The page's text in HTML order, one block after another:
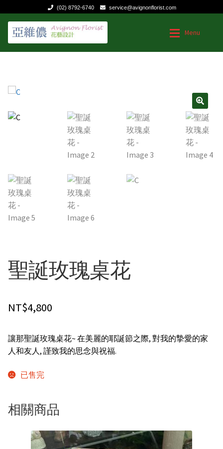
(02) 8792-6740 service@avignonflorist.com
跳
至
導
跳
至
主
容
Menu
用途和節日
送給媽媽的花
生日|結婚週年紀念
商業花禮
特殊節日
男生的禮物
弔唁花禮
精緻花束
桌花/盆花/瓶花
蘭花盆栽
永生花/乾燥花
用途和節日
花的類型 🔍
聖誕玫瑰桌花
NT$4,800
讓那聖誕玫瑰桌花~ 在美麗的耶誕節之際, 對我的摯愛的家
人和友人, 謹致我的思念與祝福.
已售完
相關商品